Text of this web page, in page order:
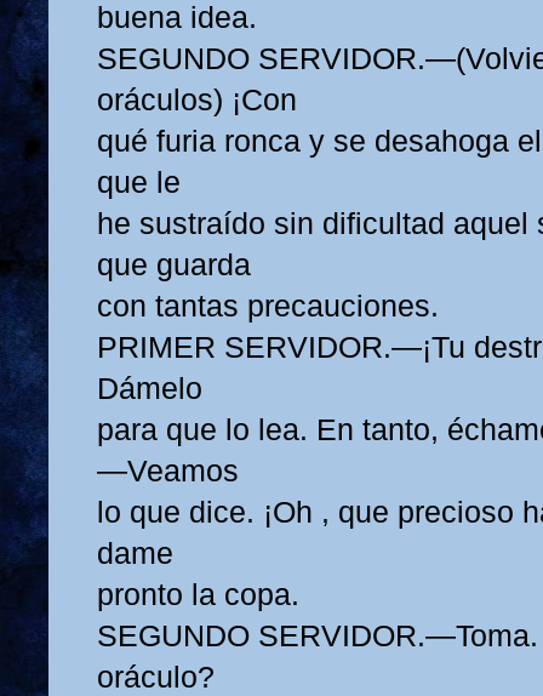
buena idea.
SEGUNDO
oráculos) ¡Con
qué furia ronca y se desahoga
que le
he sustraído sin dificultad aquel
que guarda
con tantas precauciones.
PRIMER SERVIDOR.—¡Tu
Dámelo
para que lo lea. En tanto,
—Veamos
lo que dice. ¡Oh , que precioso
dame
pronto la copa.
SEGUNDO
oráculo?